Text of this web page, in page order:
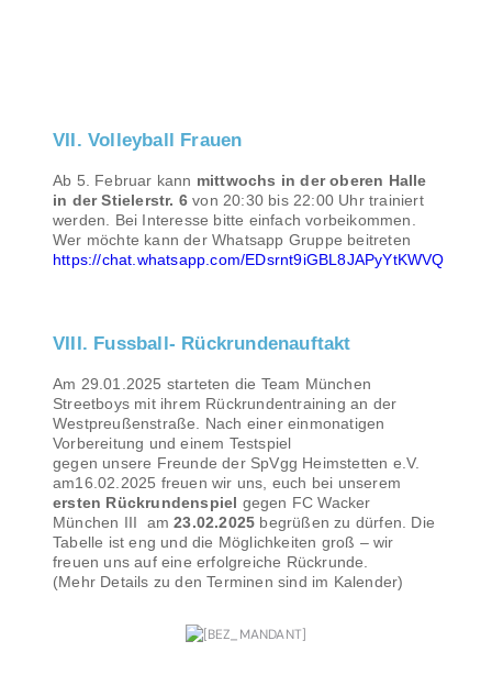
VII. Volleyball Frauen
Ab 5. Februar kann mittwochs in der oberen Halle
in der Stielerstr. 6 von 20:30 bis 22:00 Uhr trainiert
werden. Bei Interesse bitte einfach vorbeikommen.
Wer möchte kann der Whatsapp Gruppe beitreten
https://chat.whatsapp.com/EDsrnt9iGBL8JAPyYtKWVQ
VIII. Fussball- Rückrundenauftakt
Am 29.01.2025 starteten die Team München
Streetboys mit ihrem Rückrundentraining an der
Westpreußenstraße. Nach einer einmonatigen
Vorbereitung und einem Testspiel
gegen unsere Freunde der SpVgg Heimstetten e.V.
am16.02.2025 freuen wir uns, euch bei unserem
ersten Rückrundenspiel gegen FC Wacker
München III am 23.02.2025 begrüßen zu dürfen. Die
Tabelle ist eng und die Möglichkeiten groß – wir
freuen uns auf eine erfolgreiche Rückrunde.
(Mehr Details zu den Terminen sind im Kalender)